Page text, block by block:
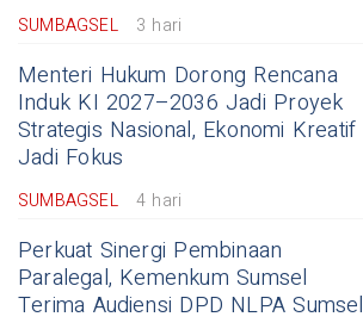
SUMBAGSEL 3 hari
Menteri Hukum Dorong Rencana
Induk KI 2027–2036 Jadi Proyek
Strategis Nasional, Ekonomi Kreatif
Jadi Fokus
SUMBAGSEL 4 hari
Perkuat Sinergi Pembinaan
Paralegal, Kemenkum Sumsel
Terima Audiensi DPD NLPA Sumsel